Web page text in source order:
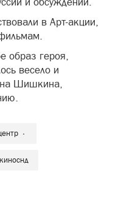
в Арт-акции,
образ героя,
весело и
Шишкина,